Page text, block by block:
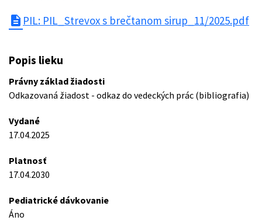
description PIL: PIL_Strevox s brečtanom sirup_11/2025.pdf
Popis lieku
Právny základ žiadosti
Odkazovaná žiadost - odkaz do vedeckých prác (bibliografia)
Vydané
17.04.2025
Platnosť
17.04.2030
Pediatrické dávkovanie
Áno